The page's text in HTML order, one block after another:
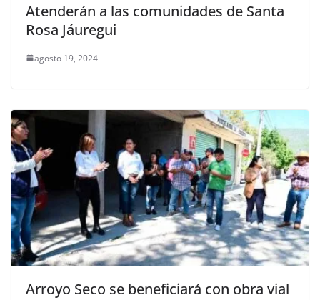
Atenderán a las comunidades de Santa
Rosa Jáuregui
agosto 19, 2024
Arroyo Seco se beneficiará con obra vial